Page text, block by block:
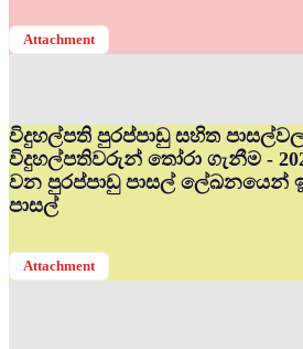
Attachment
විදුහල්පති පුරප්පාඩු සහිත පාසල්වල
විදුහල්පතිවරුන් තෝරා ගැනීම -
වන පුරප්පාඩු පාසල් ලේඛනයෙන්
පාසල්
Attachment